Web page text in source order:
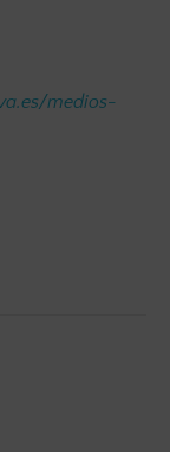
medios-